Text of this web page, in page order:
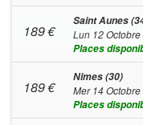
189€
Saint Aunes
Lun 12
Places
189€
Nimes (30)
Mer 14
Places